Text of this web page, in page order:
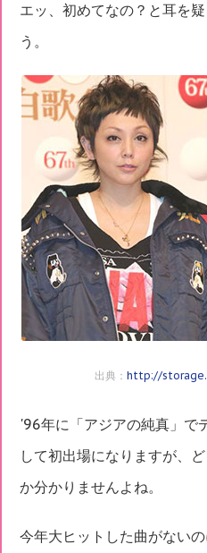
エッ、初めてなの？と耳を
う。
出典：http://
'96年に「アジアの純真」で
して初出場になりますが、
か分かりませんよね。
今年大ヒットした曲がない